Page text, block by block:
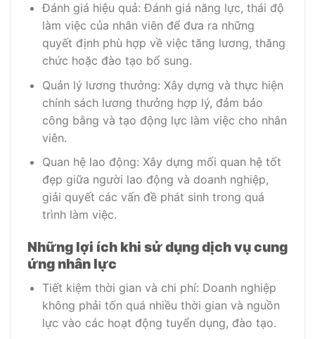
Đánh giá hiệu quả: Đánh giá năng lực, thái độ
làm việc của nhân viên để đưa ra những
quyết định phù hợp về việc tăng lương, thăng
chức hoặc đào tạo bổ sung.
Quản lý lương thưởng: Xây dựng và thực hiện
chính sách lương thưởng hợp lý, đảm bảo
công bằng và tạo động lực làm việc cho nhân
viên.
Quan hệ lao động: Xây dựng mối quan hệ tốt
đẹp giữa người lao động và doanh nghiệp,
giải quyết các vấn đề phát sinh trong quá
trình làm việc.
Những lợi ích khi sử dụng dịch vụ cung
ứng nhân lực
Tiết kiệm thời gian và chi phí: Doanh nghiệp
không phải tốn quá nhiều thời gian và nguồn
lực vào các hoạt động tuyển dụng, đào tạo.